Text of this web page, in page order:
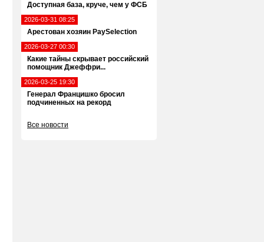
Доступная база, круче, чем у ФСБ
2026-03-31 08:25
Арестован хозяин PaySelection
2026-03-27 00:30
Какие тайны скрывает российский
помощник Джеффри...
2026-03-25 19:30
Генерал Францишко бросил
подчиненных на рекорд
Все новости